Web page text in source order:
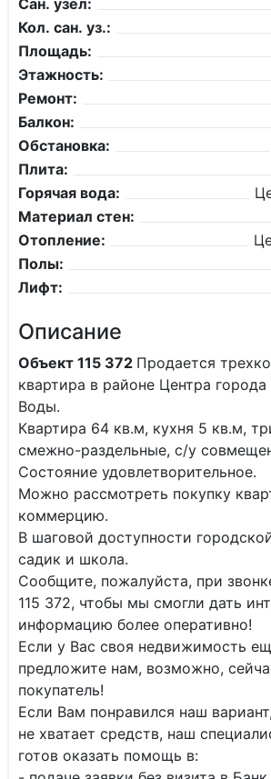
Сан. узел:
Кол. сан. уз.:
Площадь:
Этажность:
Ремонт:
Балкон:
Обстановка:
Плита:
Горячая вода:
Материал стен:
Отопление:
Полы:
Лифт:
Описание
Объект 115 372 Продается
квартира в районе Центра
Воды.
Квартира 64 кв.м, кухня 5 кв.м,
смежно-раздельные, с/у
Состояние удовлетворительное.
Можно рассмотреть покупку
коммерцию.
В шаговой доступности
садик и школа.
Сообщите, пожалуйста, при
115 372, чтобы мы смогли дать
информацию более оперативно!
Если у Вас своя недвижимость
предложите нам, возможно,
покупатель!
Если Вам понравился наш
не хватает средств, наш
готов оказать помощь в: